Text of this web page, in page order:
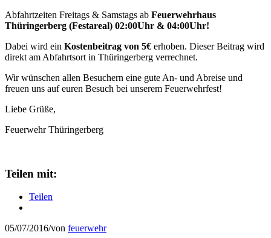
Abfahrtzeiten Freitags & Samstags ab Feuerwehrhaus
Thüringerberg (Festareal) 02:00Uhr & 04:00Uhr!
Dabei wird ein Kostenbeitrag von 5€ erhoben. Dieser Beitrag wird
direkt am Abfahrtsort in Thüringerberg verrechnet.
Wir wünschen allen Besuchern eine gute An- und Abreise und
freuen uns auf euren Besuch bei unserem Feuerwehrfest!
Liebe Grüße,
Feuerwehr Thüringerberg
Teilen mit:
Teilen
05/07/2016/von feuerwehr